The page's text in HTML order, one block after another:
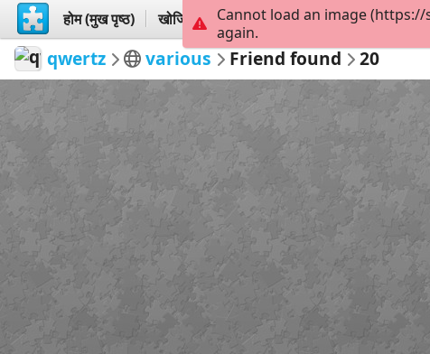
होम (मुख पृष्ठ) खोजिये बनायें
qwertz various Friend found 20
Cannot load an image
again.